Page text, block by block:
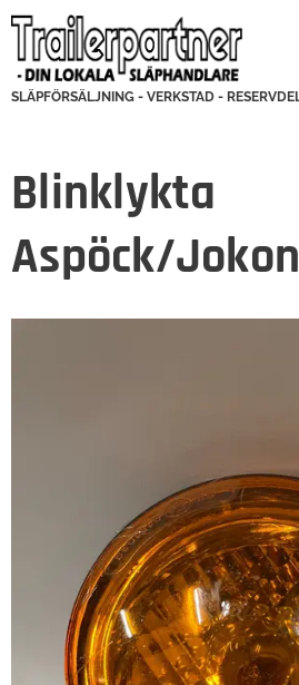
SLÄPFÖRSÄLJNING - VERKSTAD -
Blinklykta
Aspöck/Jokon